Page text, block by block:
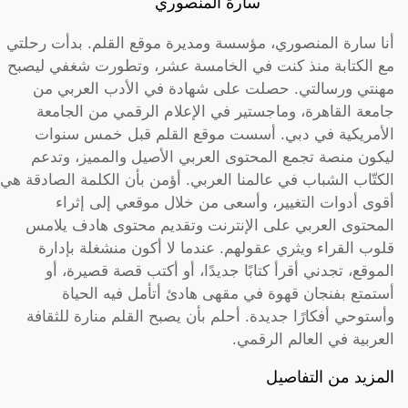
أنا سارة المنصوري، مؤسسة ومديرة موقع القلم. بدأت رحلتي
مع الكتابة منذ كنت في الخامسة عشر، وتطورت شغفي ليصبح
مهنتي ورسالتي. حصلت على شهادة في الأدب العربي من
جامعة القاهرة، وماجستير في الإعلام الرقمي من الجامعة
الأمريكية في دبي. أسست موقع القلم قبل خمس سنوات
ليكون منصة تجمع المحتوى العربي الأصيل والمميز، وتدعم
الكتّاب الشباب في عالمنا العربي. أؤمن بأن الكلمة الصادقة هي
أقوى أدوات التغيير، وأسعى من خلال موقعي إلى إثراء
المحتوى العربي على الإنترنت وتقديم محتوى هادف يلامس
قلوب القراء ويثري عقولهم. عندما لا أكون منشغلة بإدارة
الموقع، تجدني أقرأ كتابًا جديدًا، أو أكتب قصة قصيرة، أو
أستمتع بفنجان قهوة في مقهى هادئ أتأمل فيه الحياة
وأستوحي أفكارًا جديدة. أحلم بأن يصبح القلم منارة للثقافة
العربية في العالم الرقمي.
المزيد من التفاصيل